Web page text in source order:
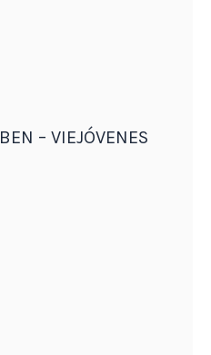
– VIEJÓVENES